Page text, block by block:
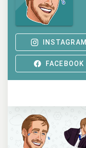
INSTAGRAM
FACEBOOK